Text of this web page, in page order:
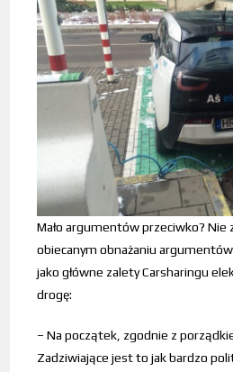
Mało argumentów przeciwko? Nie
obiecanym obnażaniu
jako główne zalety Carsharingu
drogę:
– Na początek, zgodnie z
Zadziwiające jest to jak bardzo